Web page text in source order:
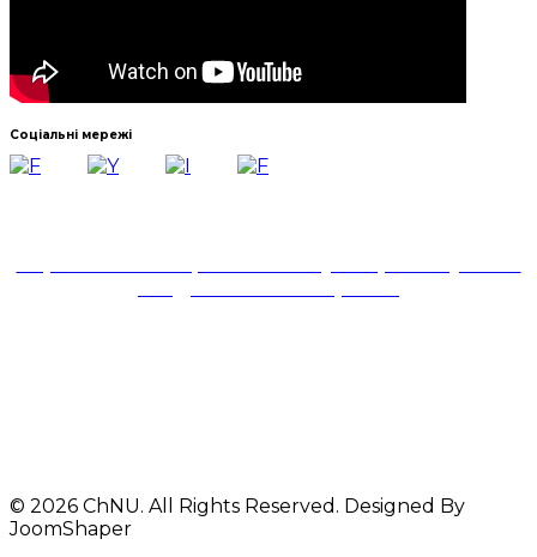
Соціальні мережі
© 2026 ChNU. All Rights Reserved. Designed By
JoomShaper